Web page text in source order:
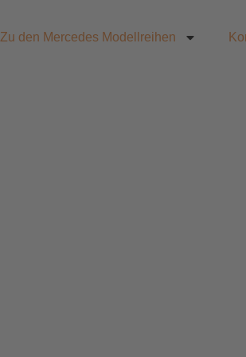
Zu den Mercedes Modellreihen